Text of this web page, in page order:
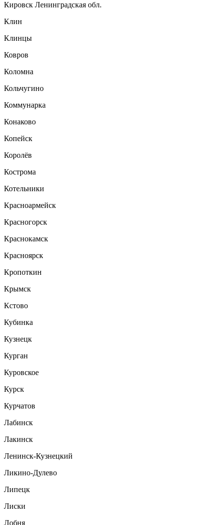
Кировск Ленинградская обл.
Клин
Клинцы
Ковров
Коломна
Кольчугино
Коммунарка
Конаково
Копейск
Королёв
Кострома
Котельники
Красноармейск
Красногорск
Краснокамск
Красноярск
Кропоткин
Крымск
Кстово
Кубинка
Кузнецк
Курган
Куровское
Курск
Курчатов
Лабинск
Лакинск
Ленинск-Кузнецкий
Ликино-Дулево
Липецк
Лиски
Лобня